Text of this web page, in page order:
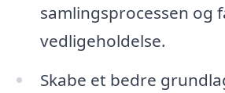
samlingsprocessen og
vedligeholdelse.
Skabe et bedre